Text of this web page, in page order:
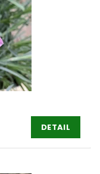
DETAIL